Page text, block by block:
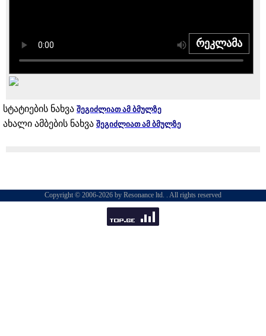
რეკლამა
სტატიების ნახვა შეგიძლიათ ამ ბმულზე
ახალი ამბების ნახვა შეგიძლიათ ამ ბმულზე
Copyright © 2006-2026 by Resonance ltd. . All rights reserved